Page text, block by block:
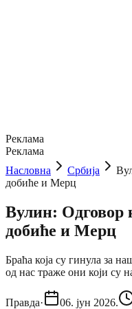
Реклама
Реклама
Насловна
Србија
добиће и Мерц
Вулин: Одговор
добиће и Мерц
Браћа која су гинула за
од нас траже они који су
Правда· 06. јун 2026.